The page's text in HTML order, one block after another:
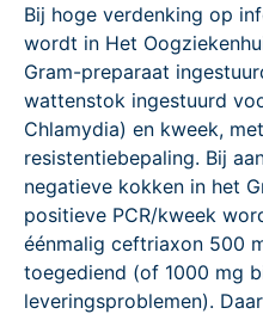
Bij hoge verdenking op
wordt in Het
Gram-preparaat
wattenstok ingestuurd
Chlamydia) en kweek,
resistentiebepaling. Bij
negatieve kokken in het
positieve PCR/kweek
éénmalig ceftriaxon 500
toegediend (of 1000 mg
leveringsproblemen).